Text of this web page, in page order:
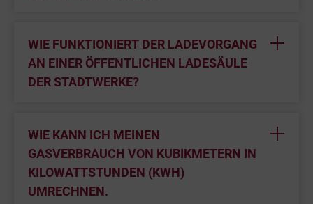
WIE FUNKTIONIERT DER LADEVORGANG
AN EINER ÖFFENTLICHEN LADESÄULE
DER STADTWERKE?
WIE KANN ICH MEINEN
GASVERBRAUCH VON KUBIKMETERN IN
KILOWATTSTUNDEN (KWH)
UMRECHNEN.